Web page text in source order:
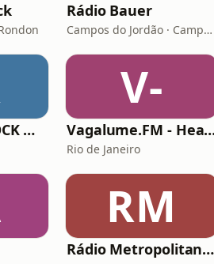
Rádio Bauer
Campos do Jordão · Campos do Jordão
Resistência ROCK WebRadio
V-
Vagalume.FM -
Rio de Janeiro
RM
Rádio Metropolitana Sertanejo